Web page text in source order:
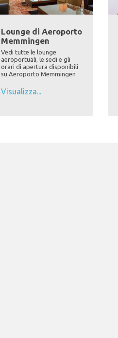
Lounge di Aeroporto
Memmingen
Vedi tutte le lounge
aeroportuali, le sedi e gli
orari di apertura disponibili
su Aeroporto Memmingen
Visualizza...